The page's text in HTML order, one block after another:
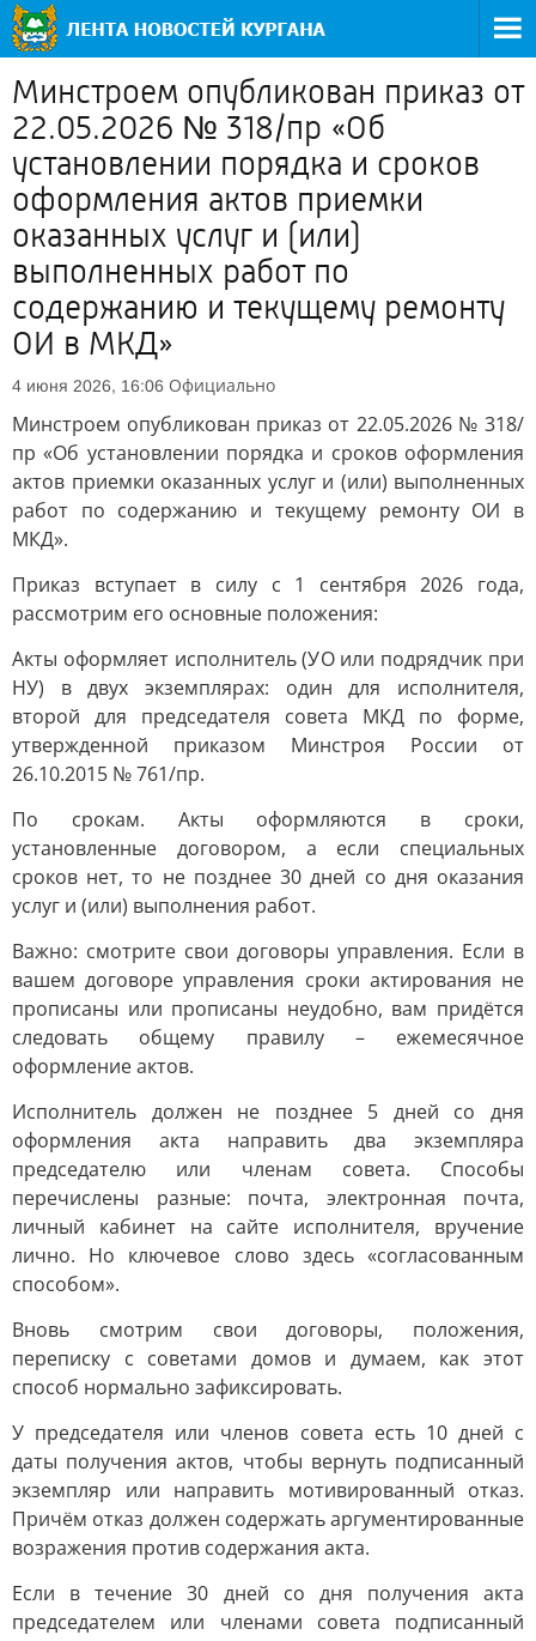
Минстроем опубликован приказ от
22.05.2026 № 318/пр «Об
установлении порядка и сроков
оформления актов приемки
оказанных услуг и (или)
выполненных работ по
содержанию и текущему ремонту
ОИ в МКД»
4 июня 2026, 16:06 Официально
Минстроем опубликован приказ от 22.05.2026 № 318/
пр «Об установлении порядка и сроков оформления
актов приемки оказанных услуг и (или) выполненных
работ по содержанию и текущему ремонту ОИ в
МКД».
Приказ вступает в силу с 1 сентября 2026 года,
рассмотрим его основные положения:
Акты оформляет исполнитель (УО или подрядчик при
НУ) в двух экземплярах: один для исполнителя,
второй для председателя совета МКД по форме,
утвержденной приказом Минстроя России от
26.10.2015 № 761/пр.
По срокам. Акты оформляются в сроки,
установленные договором, а если специальных
сроков нет, то не позднее 30 дней со дня оказания
услуг и (или) выполнения работ.
Важно: смотрите свои договоры управления. Если в
вашем договоре управления сроки актирования не
прописаны или прописаны неудобно, вам придётся
следовать общему правилу – ежемесячное
оформление актов.
Исполнитель должен не позднее 5 дней со дня
оформления акта направить два экземпляра
председателю или членам совета. Способы
перечислены разные: почта, электронная почта,
личный кабинет на сайте исполнителя, вручение
лично. Но ключевое слово здесь «согласованным
способом».
Вновь смотрим свои договоры, положения,
переписку с советами домов и думаем, как этот
способ нормально зафиксировать.
У председателя или членов совета есть 10 дней с
даты получения актов, чтобы вернуть подписанный
экземпляр или направить мотивированный отказ.
Причём отказ должен содержать аргументированные
возражения против содержания акта.
Если в течение 30 дней со дня получения акта
председателем или членами совета подписанный